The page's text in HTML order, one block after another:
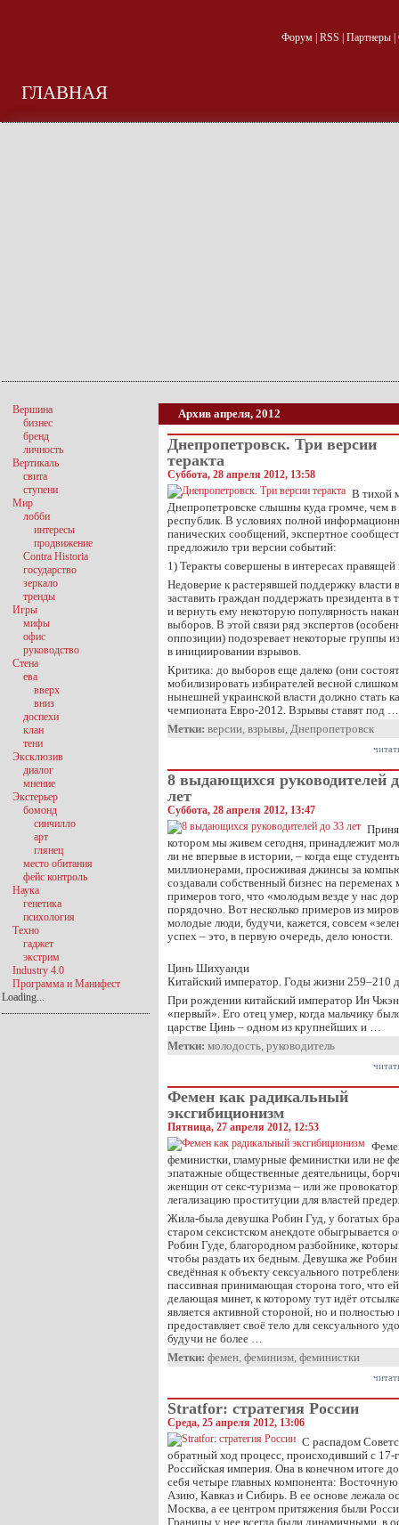
Форум| RSS Партнеры|
ГЛАВНАЯ
Архив апреля, 2012
Днепропетровск. Три версии
теракта
Суббота, 28 апреля 2012, 13:58
В тихой
Днепропетровске слышны куда громче, чем
республик. В условиях полной
панических сообщений, экспертное
предложило три версии событий:
1) Теракты совершены в интересах правящей
Недоверие к растерявшей поддержку власти
заставить граждан поддержать президента
и вернуть ему некоторую популярность
выборов. В этой связи ряд экспертов
оппозиции) подозревает некоторые группы
в инициировании взрывов.
Критика: до выборов еще далеко (они
мобилизировать избирателей весной
нынешней украинской власти должно стать
чемпионата Евро-2012. Взрывы ставят под …
Метки: версии, взрывы, Днепропетровск
8 выдающихся руководителей
лет
Суббота, 28 апреля 2012, 13:47
котором мы живем сегодня, принадлежит
ли не впервые в истории, – когда еще
миллионерами, просиживая джинсы за
создавали собственный бизнес на
примеров того, что «молодым везде у нас
порядочно. Вот несколько примеров из
молодые люди, будучи, кажется, совсем
успех – это, в первую очередь, дело юности.
Цинь Шихуанди
Китайский император. Годы жизни 259–210
При рождении китайский император Ин
«первый». Его отец умер, когда мальчику
царстве Цинь – одном из крупнейших и …
Метки: молодость, руководитель
Фемен как радикальный
эксгибиционизм
Пятница, 27 апреля 2012, 12:53
феминистки, гламурные феминистки или не
эпатажные общественные деятельницы,
женщин от секс-туризма – или же
легализацию проституции для властей
Жила-была девушка Робин Гуд, у богатых
старом сексистском анекдоте обыгрывается
Робин Гуде, благородном разбойнике,
чтобы раздать их бедным. Девушка же Робин
сведённая к объекту сексуального
пассивная принимающая сторона того, что
делающая минет, к которому тут идёт
является активной стороной, но и
предоставляет своё тело для сексуального
будучи не более …
Метки: фемен, феминизм, феминистки
Stratfor: стратегия России
Среда, 25 апреля 2012, 13:06
С распадом
обратный ход процесс, происходивший с 17-
Российская империя. Она в конечном итоге
себя четыре главных компонента:
Азию, Кавказ и Сибирь. В ее основе лежала
Москва, а ее центром притяжения были
Границы у нее всегда были динамичными, в
Вершина
бизнес
бренд
личность
Вертикаль
свита
ступени
Мир
лобби
интересы
продвижение
Contra Historia
государство
зеркало
тренды
Игры
мифы
офис
руководство
Стена
ева
вверх
вниз
доспехи
клан
тени
Эксклюзив
диалог
мнение
Экстерьер
бомонд
синчилло
арт
глянец
место обитания
фейс контроль
Наука
генетика
психология
Техно
гаджет
экстрим
Industry 4.0
Программа и Манифест
Loading...